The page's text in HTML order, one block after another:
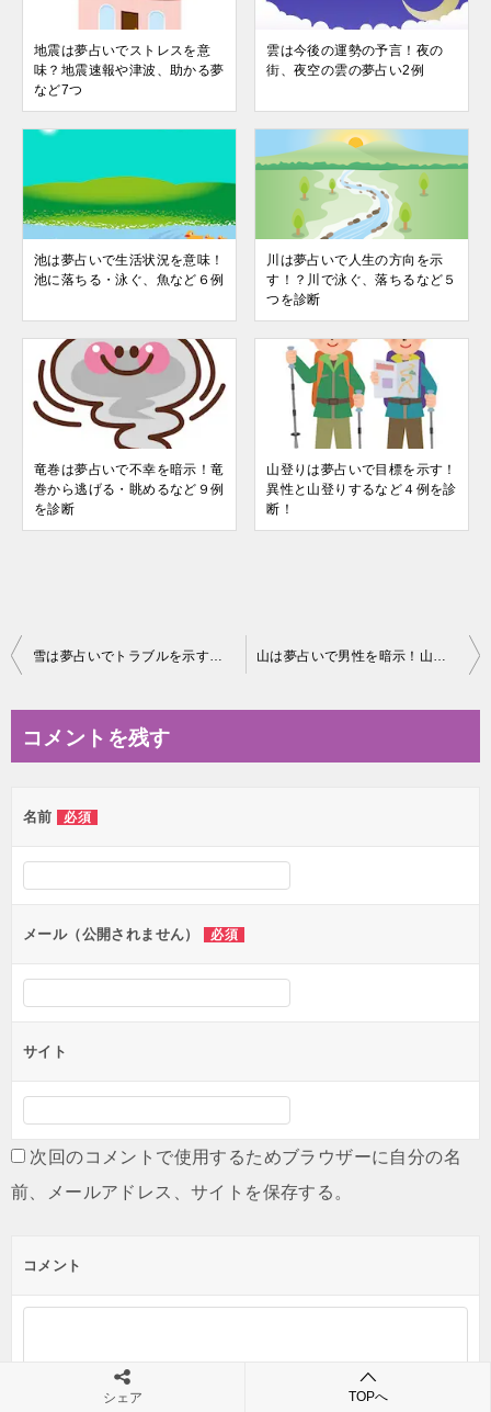
地震は夢占いでストレスを意
味？地震速報や津波、助かる夢
など7つ
雲は今後の運勢の予言！夜の
街、夜空の雲の夢占い2例
池は夢占いで生活状況を意味！
池に落ちる・泳ぐ、魚など６例
川は夢占いで人生の方向を示
す！？川で泳ぐ、落ちるなど５
つを診断
竜巻は夢占いで不幸を暗示！竜
巻から逃げる・眺めるなど９例
を診断
山登りは夢占いで目標を示す！
異性と山登りするなど４例を診
断！
投
ビ
ー
シ
ン
雪は夢占いでトラブルを示す！？雪山・雪崩など８例を診断 山は夢占いで男性を暗示！山を眺める・山火事・山崩れなど４例を診断
コメントを残す
名前 必須
メール（公開されません） 必須
サイト
次回のコメントで使用するためブラウザーに自分の名
前、メールアドレス、サイトを保存する。
コメント
シェア TOPへ